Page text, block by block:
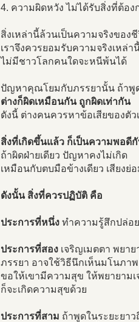
4. ความผิดหวัง ไม่ได้รับสิ่งที่ต้อง
สิ่งเหล่านี้ล้วนเป็นความจริงของ
เราจึงควรยอมรับความจริงเหล่า
ไม่มีชาวโลกคนใดจะหนีพ้นได้
ปัญหาคุณโยมกับภรรยานั้น ถ้าพู
ต่างก็ผิดเหมือนกัน ถูกผิดเท่ากัน
ดังนี้ ต่างคนควรหาข้อเสียของตัว
สิ่งที่เกิดขึ้นแล้ว ก็เป็นความพอดี
ถ้าผิดฝ่ายเดียว ปัญหาคงไม่เกิด
เหมือนกับตบมือข้างเดียว เสียงย่
ดังนั้น สิ่งที่ควรปฏิบัติ คือ
ประการที่หนึ่ง ทำความรู้สึกปล่อ
ประการที่สอง เจริญเมตตา พยา
ภรรยา อาจใช้วิธีนึกเห็นมโนภา
ขอให้เขามีความสุข ให้พยายาม
ก็จะเกิดความสุขด้วย
ประการที่สาม ถ้าพูดในระยะยา